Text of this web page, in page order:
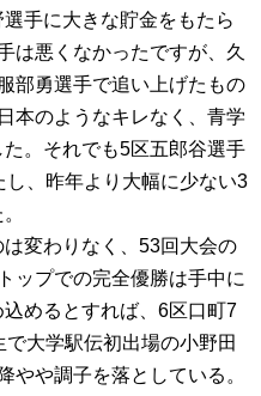
手に大きな貯金をもたら
は悪くなかったですが、久
部勇選手で追い上げたもの
本のようなキレなく、青学
。それでも5区五郎谷選手
、昨年より大幅に少ない3
変わりなく、53回大会の
ップでの完全優勝は手中に
めるとすれば、6区口町7
大学駅伝初出場の小野田
やや調子を落としている。